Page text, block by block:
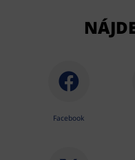
Facebook